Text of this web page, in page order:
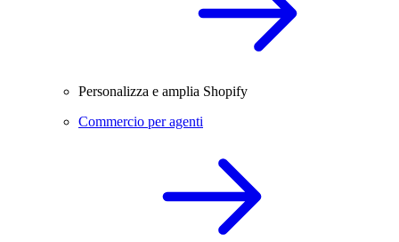
Personalizza e amplia Shopify
Commercio per agenti